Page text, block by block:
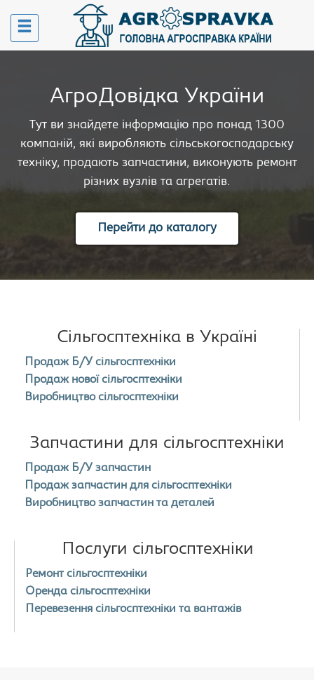
АгроДовідка України
Тут ви знайдете інформацію про понад 1300
компаній, які виробляють сільськогосподарську
техніку, продають запчастини, виконують ремонт
різних вузлів та агрегатів.
Перейти до каталогу
Сільгосптехніка в Україні
Продаж Б/У сільгосптехніки
Продаж нової сільгосптехніки
Виробництво сільгосптехніки
Запчастини для сільгосптехніки
Продаж Б/У запчастин
Продаж запчастин для сільгосптехніки
Виробництво запчастин та деталей
Послуги сільгосптехніки
Ремонт сільгосптехніки
Оренда сільгосптехніки
Перевезення сільгосптехніки та вантажів